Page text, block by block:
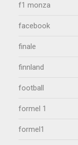
f1 monza
facebook
finale
finnland
football
formel 1
formel1